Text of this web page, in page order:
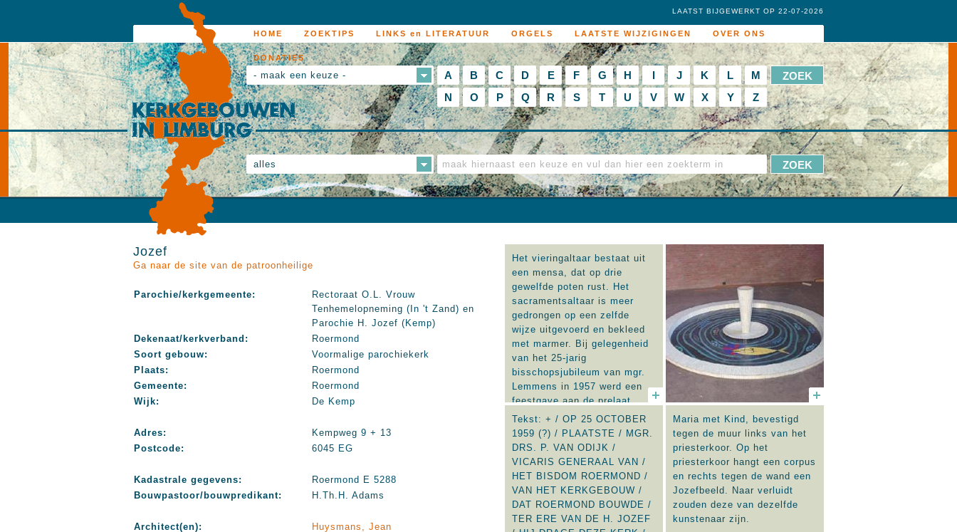
HOME ZOEKTIPS LINKS en LITERATUUR ORGELS LAATSTE WIJZIGINGEN OVER ONS
DONATIES
LAATST BIJGEWERKT OP 22-07-2026
- maak een keuze - A B C D E F G H I J K L
M
N
O P Q R S T U V W X Y Z
alles
Jozef
Ga naar de site van de patroonheilige
Parochie/kerkgemeente:
Rectoraat O.L. Vrouw
Tenhemelopneming (In 't Zand) en
Parochie H. Jozef (Kemp)
Dekenaat/kerkverband:
Roermond
Soort gebouw:
Voormalige parochiekerk
Plaats:
Roermond
Gemeente:
Roermond
Wijk:
De Kemp
Adres:
Kempweg 9 + 13
Postcode:
6045 EG
Kadastrale gegevens:
Roermond E 5288
Bouwpastoor/bouwpredikant:
H.Th.H. Adams
Architect(en): Huysmans, Jean
Het vieringaltaar bestaat uit
een mensa, dat op drie
gewelfde poten rust. Het
sacramentsaltaar is meer
gedrongen op een zelfde
wijze uitgevoerd en bekleed
met marmer. Bij gelegenheid
van het 25-jarig
bisschopsjubileum van mgr.
Lemmens in 1957 werd een
feestgave aan de prelaat
geschonken. Naast de bouw
van de H. Gulielmuskerk in
Maastricht kregen een viertal
parochies met zware zorgen
een bedrag ten behoeve van
een altaar. Deze kerk was er
één van, naast de H. Geest,
Heerlen; H. Barbara, Geleen;
H. Joannes Bosco, Venlo, H.
Tekst: + / OP 25 OCTOBER
1959 (?) / PLAATSTE / MGR.
DRS. P. VAN ODIJK /
VICARIS GENERAAL VAN /
HET BISDOM ROERMOND /
VAN HET KERKGEBOUW /
DAT ROERMOND BOUWDE /
TER ERE VAN DE H. JOZEF
Maria met Kind, bevestigd
tegen de muur links van het
priesterkoor. Op het
priesterkoor hangt een corpus
en rechts tegen de wand een
Jozefbeeld. Naar verluidt
zouden deze van dezelfde
kunstenaar zijn.